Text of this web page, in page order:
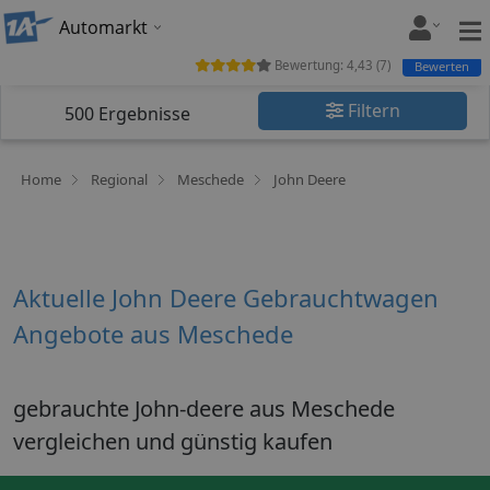
Automarkt
500 Ergebnisse Filtern
Home Regional Meschede John Deere
Bewertung: 4,43 (7) Bewerten
Aktuelle John Deere Gebrauchtwagen
Angebote aus Meschede
gebrauchte John-deere aus Meschede
vergleichen und günstig kaufen